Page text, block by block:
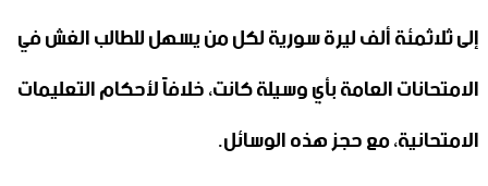
إلى ثلاثمئة ألف ليرة سورية لكل من يسهل للطالب الغش في
الامتحانات العامة بأي وسيلة كانت، خلافاً لأحكام التعليمات
الامتحانية، مع حجز هذه الوسائل.